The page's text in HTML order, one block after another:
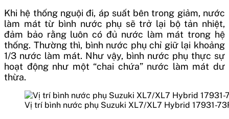
Khi hệ thống nguội đi, áp suất bên trong giảm, nước
làm mát từ bình nước phụ sẽ trở lại bộ tản nhiệt,
đảm bảo rằng luôn có đủ nước làm mát trong hệ
thống. Thường thì, bình nước phụ chỉ giữ lại khoảng
1/3 nước làm mát. Như vậy, bình nước phụ thực sự
hoạt động như một “chai chứa” nước làm mát dư
thừa.
Vị trí bình nước phụ Suzuki XL7/XL7 Hybrid 17931-